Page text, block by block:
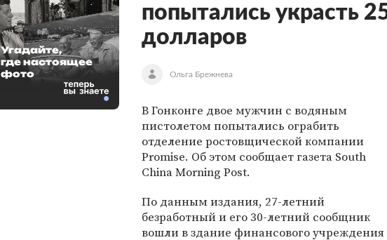
попытались украсть
долларов
Ольга Брежнева
В Гонконге двое мужчин с водяным
пистолетом попытались ограбить
отделение ростовщической компании
Promise. Об этом сообщает газета South
China Morning Post.
По данным издания, 27-летний
безработный и его 30-летний сообщник
вошли в здание финансового учреждения
Угадайте,
где настоящее
фото